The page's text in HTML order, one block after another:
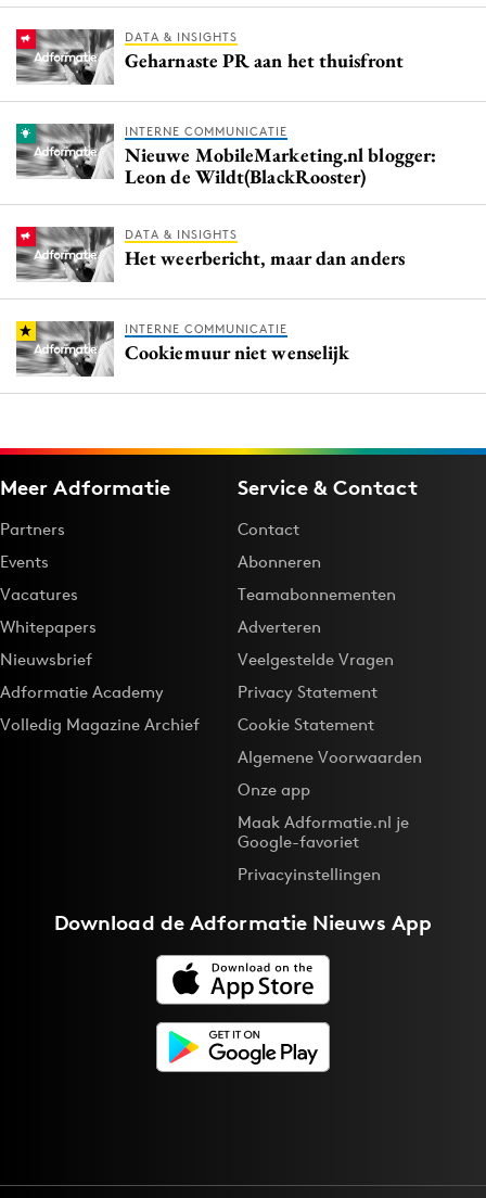
DATA & INSIGHTS
Geharnaste PR aan het thuisfront
INTERNE COMMUNICATIE
Nieuwe MobileMarketing.nl blogger:
Leon de Wildt(BlackRooster)
DATA & INSIGHTS
Het weerbericht, maar dan anders
INTERNE COMMUNICATIE
Cookiemuur niet wenselijk
Meer Adformatie
Partners
Events
Vacatures
Whitepapers
Nieuwsbrief
Adformatie Academy
Volledig Magazine Archief
Service & Contact
Contact
Abonneren
Teamabonnementen
Adverteren
Veelgestelde Vragen
Privacy Statement
Cookie Statement
Algemene Voorwaarden
Onze app
Maak Adformatie.nl je
Google-favoriet
Privacyinstellingen
Download deAdformatie Nieuws App